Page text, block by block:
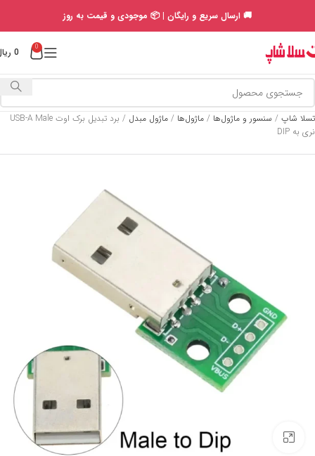
🚚 ارسال سریع و رایگان | 📦 موجودی و قیمت به روز
0
0
تسلا شاپ / سنسور و ماژول‌ها / ماژول‌ها / ماژول مبدل /
برد تبدیل برک اوت USB-A Male
نری به DIP
Click to enlarge